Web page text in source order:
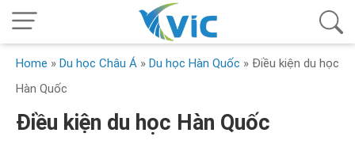
Home » Du học Châu Á » Du học Hàn Quốc » Điều kiện du học
Hàn Quốc
Điều kiện du học Hàn Quốc